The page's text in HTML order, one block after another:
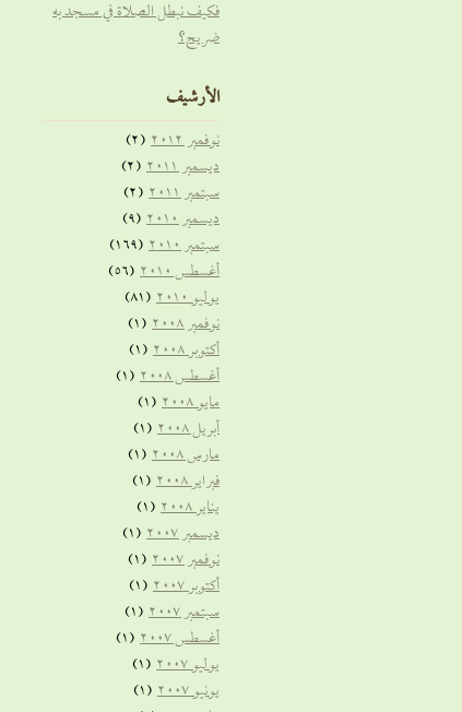
فكيف نبطل الصلاة في مسجد به
ضريح؟
الأرشيف
نوفمبر 2012 (2)
ديسمبر 2011 (2)
سبتمبر 2011 (2)
ديسمبر 2010 (9)
سبتمبر 2010 (169)
أغسطس 2010 (56)
يوليو 2010 (81)
نوفمبر 2008 (1)
أكتوبر 2008 (1)
أغسطس 2008 (1)
مايو 2008 (1)
أبريل 2008 (1)
مارس 2008 (1)
فبراير 2008 (1)
يناير 2008 (1)
ديسمبر 2007 (1)
نوفمبر 2007 (1)
أكتوبر 2007 (1)
سبتمبر 2007 (1)
أغسطس 2007 (1)
يوليو 2007 (1)
يونيو 2007 (1)